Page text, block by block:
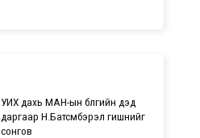
УИХ дахь МАН-ын бүлгийн дэд
даргаар Н.Батсүмбэрэл гишүүнийг
сонгов